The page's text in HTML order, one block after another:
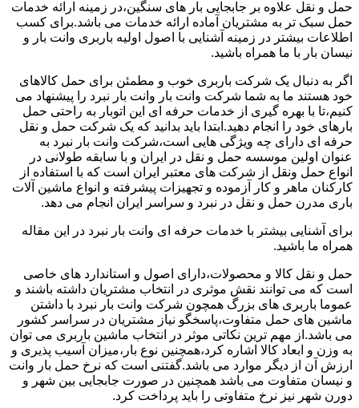
حمل و نقل علاوه بر جابجایی بار های سنگین،در زمینه ارائه خدمات
حمل سبک تر به مشتریان آماده ارائه خدمات می باشد.برای کسب
اطلاعات بیشتر در زمینه آشنایی با اصول اولیه باربری وانت بار و
نیسان بار با ما همراه باشید.
اگر به دنبال یک شرکت باربری خوب و مطمئن برای حمل کالاهای
خود هستند ما به شما شرکت وانت بار وانت بار نبرد را پیشنهاد می
کنیم،تا با بهره گیری از خدمات حرفه ای این اتوبار به راحتی حمل
بارهای خود را انجام دهید.ابتدا باید بدانید که یک شرکت حمل و نقل
حرفه ای دارای چه ویژگی هایی است،شرکت وانت بار نبرد به
عنوان اولین موسسه حمل و نقل در ایران و با سابقه طولانی در
انواع حمل ونقل از شرکت های معتبر ایران است که با استفاده از
کارکنان ماهر و کار آزموده و تجهیزات پیشرفته و انواع ماشین آلات
باری مدرن حمل و نقل در نبرد و سراسر ایران انجام می دهد.
برای آشنایی بیشتر با خدمات حرفه ای وانت بار نبرد در این مقاله
همراه ما باشید.
حمل و نقل کالا و محصولات،دارای اصول و استاندارد های خاصی
است که می توانند نقش موثری در انتخاب مشتریان داشته باشند و
عموما باربری های بزرگ همچون شرکت وانت بار نبرد با داشتن
ماشین های حمل متفاوت،پاسخگو نیاز مشتریان در سراسر کشور
می باشد.از مهم ترین نکاتی موثر در انتخاب ماشین باربری می توان
به وزن و ابعاد کالا اشاره کرد،همچنین نوع بار،میزان آسیب پذیری و
ارزش آن از دیگر موارد می باشد.گفتنی است که نرخ حمل بار وانت
و نیسان متفاوت می باشد همچنین در صورت جابجایی بین شهر و
دورن شهر نیز نرخ متفاوتی را باید پرداخت کرد.